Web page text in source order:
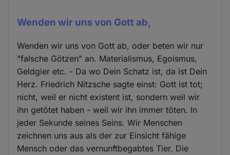
Wenden wir uns von Gott ab,
Wenden wir uns von Gott ab, oder beten wir nur
"falsche Götzen" an. Materialismus, Egoismus,
Geldgier etc. - Da wo Dein Schatz ist, da ist Dein
Herz. Friedrich Nitzsche sagte einst: Gott ist tot;
nicht, weil er nicht existent ist, sondern weil wir
ihn getötet haben - weil wir ihn immer töten. In
jeder Sekunde seines Seins. Wir Menschen
zeichnen uns aus als der zur Einsicht fähige
Mensch oder das vernunftbegabtes Tier. Die